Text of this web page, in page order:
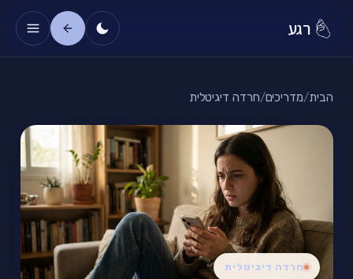
רגע
הבית/מדריכים/חרדה דיגיטלית
חרדה דיגיטלית